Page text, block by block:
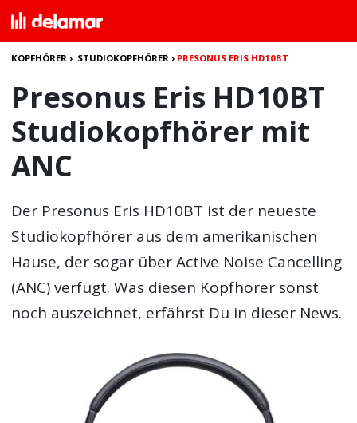
KOPFHÖRER › STUDIOKOPFHÖRER › PRESONUS ERIS HD10BT
Presonus Eris HD10BT
Studiokopfhörer mit
ANC
Der Presonus Eris HD10BT ist der neueste
Studiokopfhörer aus dem amerikanischen
Hause, der sogar über Active Noise Cancelling
(ANC) verfügt. Was diesen Kopfhörer sonst
noch auszeichnet, erfährst Du in dieser News.